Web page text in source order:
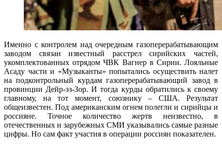
Именно с контролем над очередным газоперерабатывающим
заводом связан известный расстрел сирийских частей,
укомплектованных отрядом ЧВК Вагнер в Сирии. Лояльные
Асаду части и «Музыканты» попытались осуществить налет
на подконтрольный курдам газоперерабатывающий завод в
провинции Дейр-эз-Зор. И тогда курды обратились к своему
главному, на тот момент, союзнику – США. Результат
общеизвестен. Под американским огнем полегли и сирийцы и
россияне. Точное количество жертв неизвестно, в
отечественных и зарубежных СМИ указывались самые разные
цифры. Но сам факт участия в операции россиян показателен.